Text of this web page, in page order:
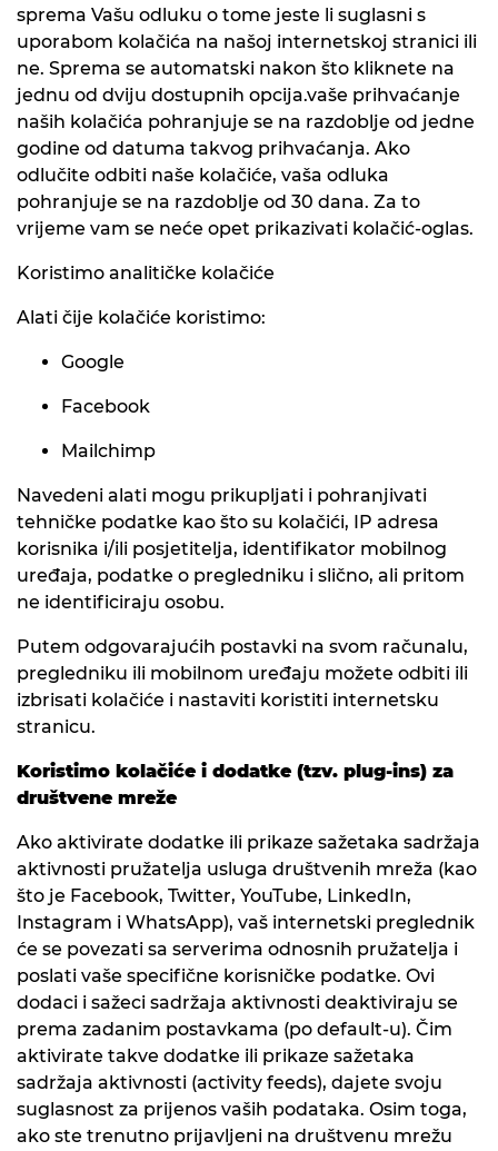
sprema Vašu odluku o tome jeste li suglasni s
uporabom kolačića na našoj internetskoj stranici ili
ne. Sprema se automatski nakon što kliknete na
jednu od dviju dostupnih opcija.vaše prihvaćanje
naših kolačića pohranjuje se na razdoblje od jedne
godine od datuma takvog prihvaćanja. Ako
odlučite odbiti naše kolačiće, vaša odluka
pohranjuje se na razdoblje od 30 dana. Za to
vrijeme vam se neće opet prikazivati kolačić-oglas.
Koristimo analitičke kolačiće
Alati čije kolačiće koristimo:
Google
Facebook
Mailchimp
Navedeni alati mogu prikupljati i pohranjivati
tehničke podatke kao što su kolačići, IP adresa
korisnika i/ili posjetitelja, identifikator mobilnog
uređaja, podatke o pregledniku i slično, ali pritom
ne identificiraju osobu.
Putem odgovarajućih postavki na svom računalu,
pregledniku ili mobilnom uređaju možete odbiti ili
izbrisati kolačiće i nastaviti koristiti internetsku
stranicu.
Koristimo kolačiće i dodatke (tzv. plug-ins) za
društvene mreže
Ako aktivirate dodatke ili prikaze sažetaka sadržaja
aktivnosti pružatelja usluga društvenih mreža (kao
što je Facebook, Twitter, YouTube, LinkedIn,
Instagram i WhatsApp), vaš internetski preglednik
će se povezati sa serverima odnosnih pružatelja i
poslati vaše specifične korisničke podatke. Ovi
dodaci i sažeci sadržaja aktivnosti deaktiviraju se
prema zadanim postavkama (po default-u). Čim
aktivirate takve dodatke ili prikaze sažetaka
sadržaja aktivnosti (activity feeds), dajete svoju
suglasnost za prijenos vaših podataka. Osim toga,
ako ste trenutno prijavljeni na društvenu mrežu